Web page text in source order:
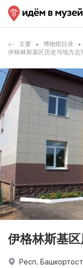
主要 博物馆目录
伊格林斯基区历史与地方志
伊格林斯基
Респ.